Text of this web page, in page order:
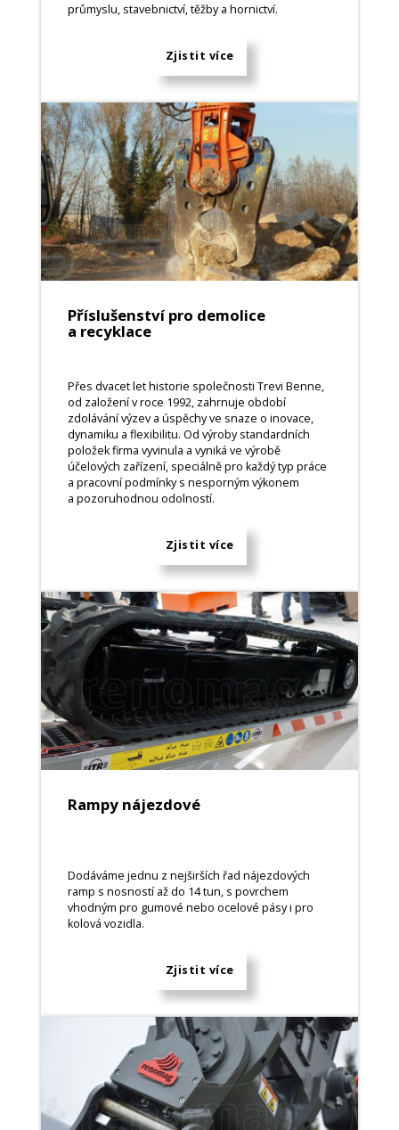
průmyslu, stavebnictví, těžby a hornictví.
Zjistit více
Příslušenství pro demolice
a recyklace
Přes dvacet let historie společnosti Trevi Benne,
od založení v roce 1992, zahrnuje období
zdolávání výzev a úspěchy ve snaze o inovace,
dynamiku a flexibilitu. Od výroby standardních
položek firma vyvinula a vyniká ve výrobě
účelových zařízení, speciálně pro každý typ práce
a pracovní podmínky s nesporným výkonem
a pozoruhodnou odolností.
Zjistit více
Rampy nájezdové
Dodáváme jednu z nejširších řad nájezdových
ramp s nosností až do 14 tun, s povrchem
vhodným pro gumové nebo ocelové pásy i pro
kolová vozidla.
Zjistit více